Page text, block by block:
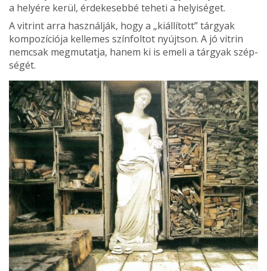
a helyére kerül, érdekesebbé teheti a helyiséget.
A vitrint arra használják, hogy a „kiállí­tott” tárgyak
kompozíciója kellemes szín­foltot nyújtson. A jó vitrin
nemcsak meg­mutatja, hanem ki is emeli a tárgyak szép­
ségét.